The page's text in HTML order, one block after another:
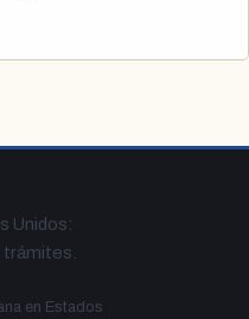
Unidos:
trámites.
en Estados